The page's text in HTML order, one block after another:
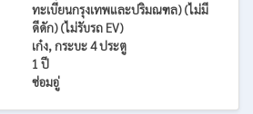
ทะเบียนกรุงเทพและปริมณฑล) (ไม่มี
ดีดัก) (ไม่รับรถ EV)
เก๋ง, กระบะ 4 ประตู
1 ปี
ซ่อมอู่